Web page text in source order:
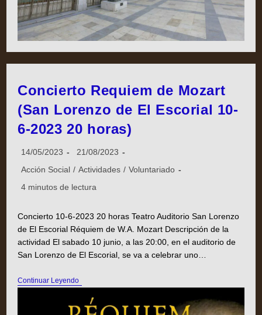
Concierto Requiem de Mozart
(San Lorenzo de El Escorial 10-
6-2023 20 horas)
14/05/2023
21/08/2023
Acción Social / Actividades / Voluntariado
4 minutos de lectura
Concierto 10-6-2023 20 horas Teatro Auditorio San Lorenzo
de El Escorial Réquiem de W.A. Mozart Descripción de la
actividad El sabado 10 junio, a las 20:00, en el auditorio de
San Lorenzo de El Escorial, se va a celebrar uno…
Continuar Leyendo